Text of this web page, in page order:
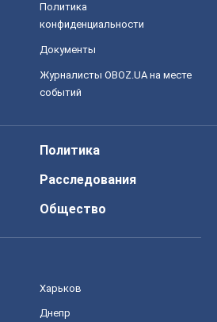
Политика
конфиденциальности
Документы
Журналисты OBOZ.UA на месте
событий
Политика
Расследования
Общество
Харьков
Днепр